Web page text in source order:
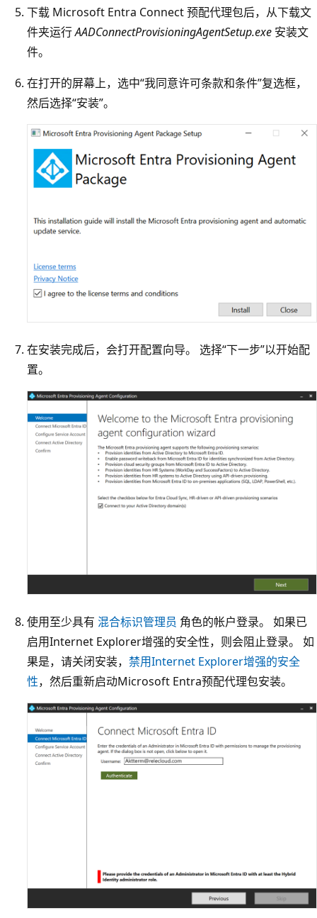
下载 Microsoft Entra Connect 预配代理包后，从下载文
件夹运行AADConnectProvisioningAgentSetup.exe 安装文
件。
在打开的屏幕上，选中“我同意许可条款和条件”复选框，
然后选择“安装”。
在安装完成后，会打开配置向导。 选择“下一步”以开始配
置。
使用至少具有 混合标识管理员 角色的帐户登录。 如果已
启用Internet Explorer增强的安全性，则会阻止登录。 如
果是，请关闭安装， 禁用Internet Explorer增强的安全
性，然后重新启动Microsoft Entra预配代理包安装。